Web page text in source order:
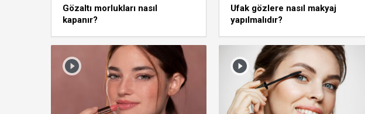
Gözaltı morlukları nasıl
kapanır?
Ufak gözlere nasıl makyaj
yapılmalıdır?